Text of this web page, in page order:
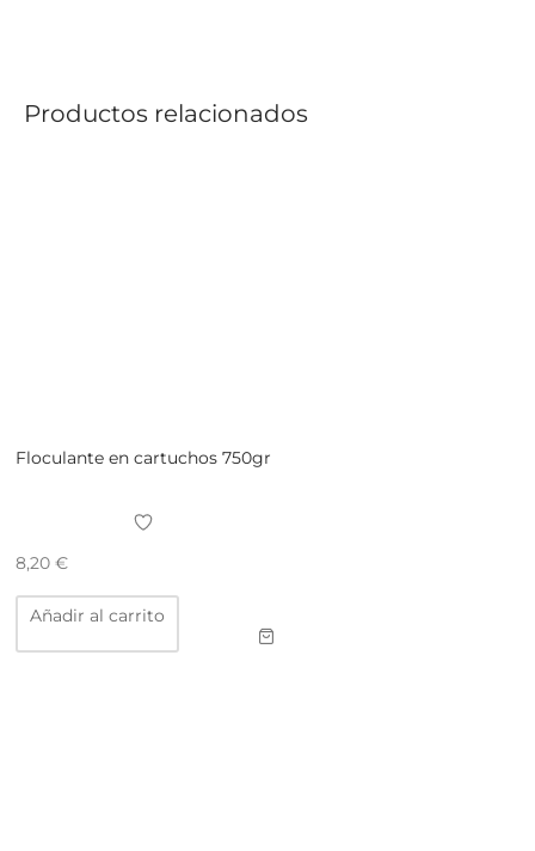
Productos relacionados
Floculante en cartuchos 750gr
8,20 €
Añadir al carrito